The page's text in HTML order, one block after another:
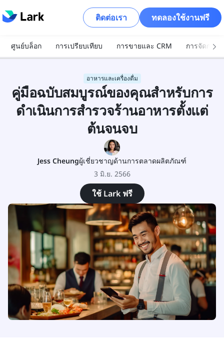
ติดต่อเรา ทดลองใช้งานฟรี
ศูนย์บล็อก การเปรียบเทียบ การขายและ CRM การจัดการ
อาหารและเครื่องดื่ม
คู่มือฉบับสมบูรณ์ของคุณสำหรับการ
ดำเนินการสำรวจร้านอาหารตั้งแต่
ต้นจนจบ
Jess Cheungผู้เชี่ยวชาญด้านการตลาดผลิตภัณฑ์
3 มิ.ย. 2566
ใช้ Lark ฟรี
แบบสำรวจร้านอาหารคืออะไร?
ทำไมฉันจึงควรแจกแบบสอบถามสำรวจสำหรับร้าน
อาหาร?